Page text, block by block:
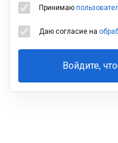
Принимаю
Даю согласие на
Войдите,
Ваша